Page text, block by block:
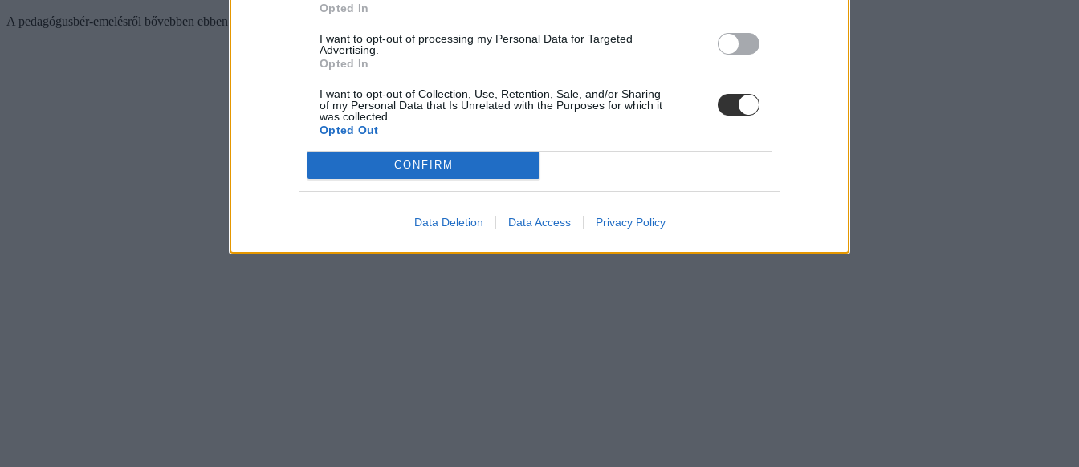
Opted In
I want to opt-out of processing my Personal Data for Targeted
Advertising.
Opted In
I want to opt-out of Collection, Use, Retention, Sale, and/or Sharing
of my Personal Data that Is Unrelated with the Purposes for which it
was collected.
Opted Out
CONFIRM
Data Deletion Data Access Privacy Policy
A pedagógusbér-emelésről bővebben ebben a cikkünkben olvashattok: